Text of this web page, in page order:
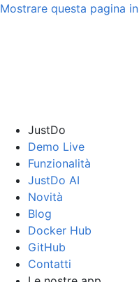
Mostrare questa pagina in
JustDo
Demo Live
Funzionalità
JustDo AI
Novità
Blog
Docker Hub
GitHub
Contatti